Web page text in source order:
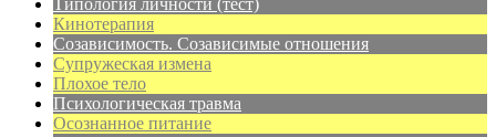
Кинотерапия
Созависимость. Созависимые отношения
Супружеская измена
Плохое тело
Психологическая травма
Осознанное питание